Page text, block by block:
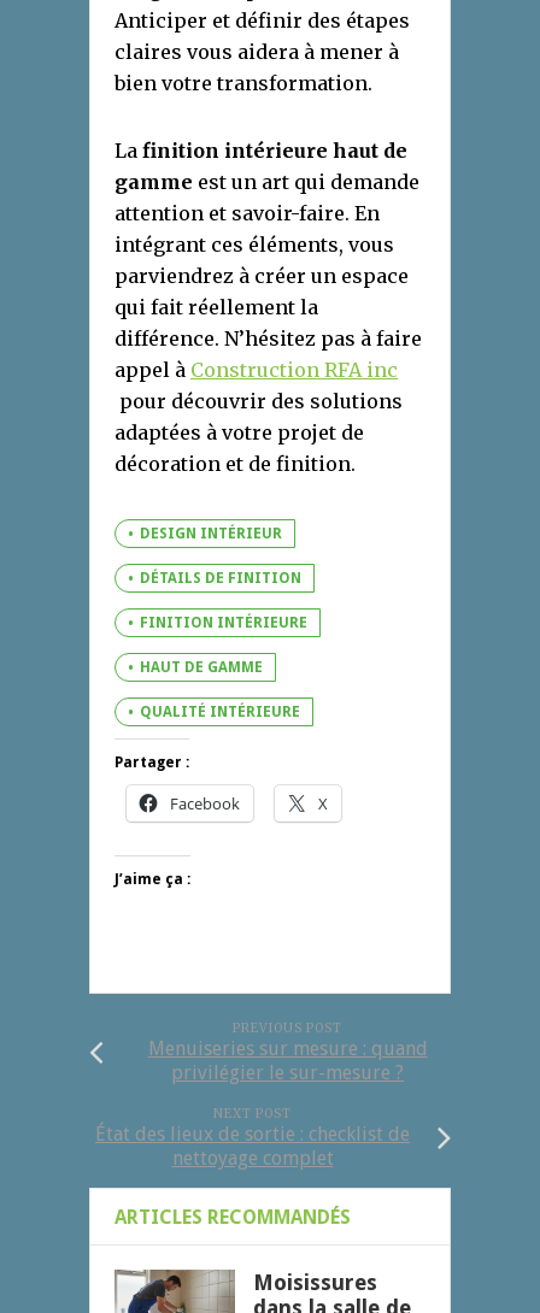
Anticiper et définir des étapes
claires vous aidera à mener à
bien votre transformation.
La finition intérieure haut de
gamme est un art qui demande
attention et savoir-faire. En
intégrant ces éléments, vous
parviendrez à créer un espace
qui fait réellement la
différence. N’hésitez pas à faire
appel à Construction RFA inc
pour découvrir des solutions
adaptées à votre projet de
décoration et de finition.
DESIGN INTÉRIEUR
DÉTAILS DE FINITION
FINITION INTÉRIEURE
HAUT DE GAMME
QUALITÉ INTÉRIEURE
Partager :
Facebook X
J’aime ça :
PREVIOUS POST
Menuiseries sur mesure : quand
privilégier le sur-mesure ?
NEXT POST
État des lieux de sortie : checklist de
nettoyage complet
ARTICLES RECOMMANDÉS
Moisissures
dans la salle de